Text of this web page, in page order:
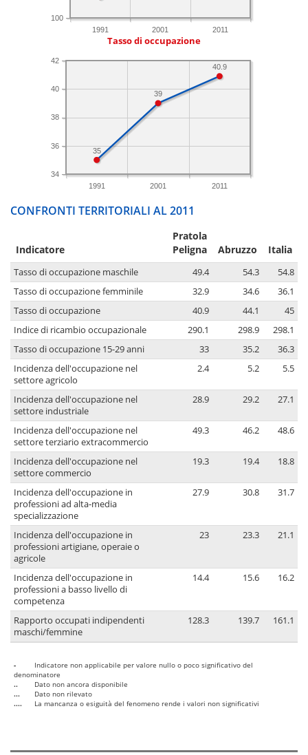
1991 2001 2011
100
Tasso di occupazione
1991 2001 2011
34
36
38
40
42
40.9
39
35
CONFRONTI TERRITORIALI AL 2011
Indicatore
Pratola
Peligna
Abruzzo Italia
Tasso di occupazione maschile 49.4 54.3
54.8
Tasso di occupazione femminile
32.9 34.6
36.1
Tasso di occupazione
40.9 44.1
45
Indice di ricambio occupazionale
290.1 298.9
298.1
Tasso di occupazione 15-29 anni
33 35.2
36.3
Incidenza dell'occupazione nel
settore agricolo
2.4 5.2 5.5
Incidenza dell'occupazione nel
settore industriale
28.9 29.2 27.1
Incidenza dell'occupazione nel
settore terziario extracommercio
49.3 46.2 48.6
Incidenza dell'occupazione nel
settore commercio
19.3 19.4 18.8
Incidenza dell'occupazione in
professioni ad alta-media
specializzazione
27.9 30.8 31.7
Incidenza dell'occupazione in
professioni artigiane, operaie o
agricole
23 23.3 21.1
Incidenza dell'occupazione in
professioni a basso livello di
competenza
14.4 15.6 16.2
Rapporto occupati indipendenti
maschi/femmine
128.3 139.7 161.1
-
Indicatore non applicabile per valore nullo o poco significativo del
denominatore
..
Dato non ancora disponibile
...
Dato non rilevato
....
La mancanza o esiguità del fenomeno rende i valori non significativi